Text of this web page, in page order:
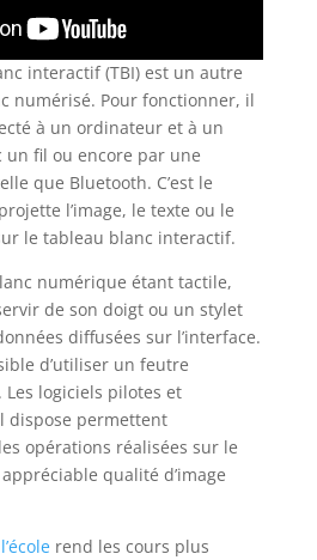
interactif (TBI) est un autre
numérisé. Pour fonctionner, il
à un ordinateur et à un
un fil ou encore par une
que Bluetooth. C’est le
l’image, le texte ou le
le tableau blanc interactif.
numérique étant tactile,
de son doigt ou un stylet
diffusées sur l’interface.
d’utiliser un feutre
Les logiciels pilotes et
dispose permettent
opérations réalisées sur le
qualité d’image
rend les cours plus